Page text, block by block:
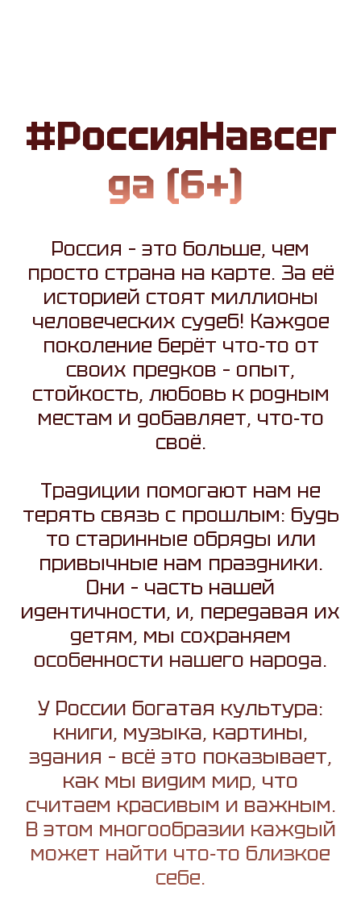
#РоссияНавсег
да (6+)
Россия – это больше, чем
просто страна на карте. За её
историей стоят миллионы
человеческих судеб! Каждое
поколение берёт что‑то от
своих предков – опыт,
стойкость, любовь к родным
местам и добавляет, что‑то
своё.
Традиции помогают нам не
терять связь с прошлым: будь
то старинные обряды или
привычные нам праздники.
Они – часть нашей
идентичности, и, передавая их
детям, мы сохраняем
особенности нашего народа.
У России богатая культура:
книги, музыка, картины,
здания – всё это показывает,
как мы видим мир, что
считаем красивым и важным.
В этом многообразии каждый
может найти что‑то близкое
себе.